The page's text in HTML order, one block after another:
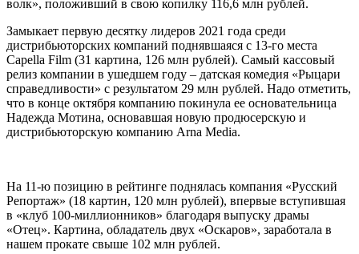
волк», положивший в свою копилку 116,6 млн рублей.
Замыкает первую десятку лидеров 2021 года среди
дистрибьюторских компаний поднявшаяся с 13-го места
Capella Film (31 картина, 126 млн рублей). Самый кассовый
релиз компании в ушедшем году – датская комедия «Рыцари
справедливости» с результатом 29 млн рублей. Надо отметить,
что в конце октября компанию покинула ее основательница
Надежда Мотина, основавшая новую продюсерскую и
дистрибьюторскую компанию Arna Media.
На 11-ю позицию в рейтинге поднялась компания «Русский
Репортаж» (18 картин, 120 млн рублей), впервые вступившая
в «клуб 100-миллионников» благодаря выпуску драмы
«Отец». Картина, обладатель двух «Оскаров», заработала в
нашем прокате свыше 102 млн рублей.